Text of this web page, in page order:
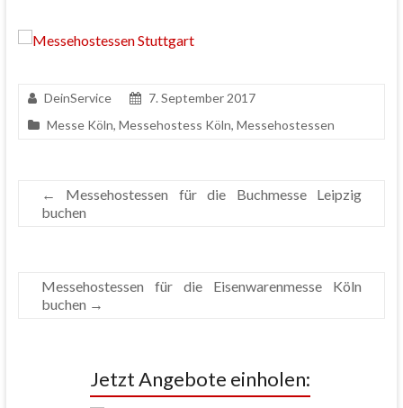
DeinService
7. September 2017
Messe Köln, Messehostess Köln, Messehostessen
←
Messehostessen für die Buchmesse Leipzig
buchen
Messehostessen für die Eisenwarenmesse Köln
buchen →
Jetzt Angebote einholen: